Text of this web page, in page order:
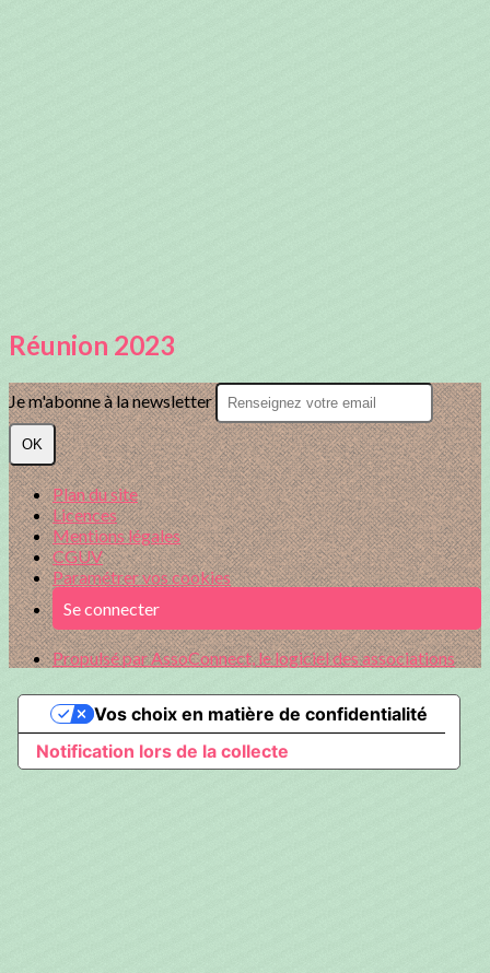
Réunion 2023
Je m'abonne à la newsletter
OK
Plan du site
Licences
Mentions légales
CGUV
Paramétrer vos cookies
Se connecter
Propulsé par AssoConnect, le logiciel des associations
Notification lors de la collecte
Vos choix en matière de confidentialité